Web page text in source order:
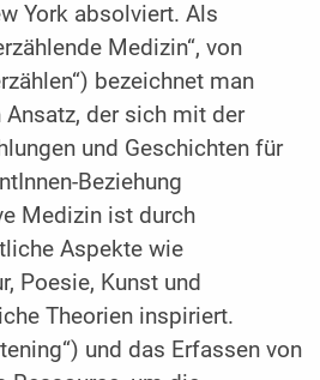
York absolviert. Als
Medizin“, von
bezeichnet man
der sich mit der
und Geschichten für
Beziehung
Medizin ist durch
Aspekte wie
Poesie, Kunst und
Theorien inspiriert.
und das Erfassen von